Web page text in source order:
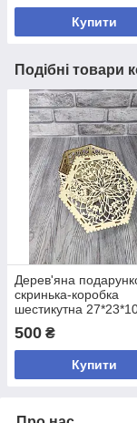
Купити
Подібні товари
Дерев'яна
скринька-коробка
шестикутна
500 ₴
Купити